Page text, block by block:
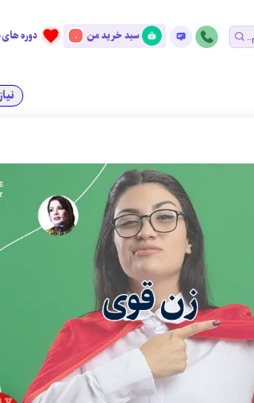
سبد خرید من 0 دوره